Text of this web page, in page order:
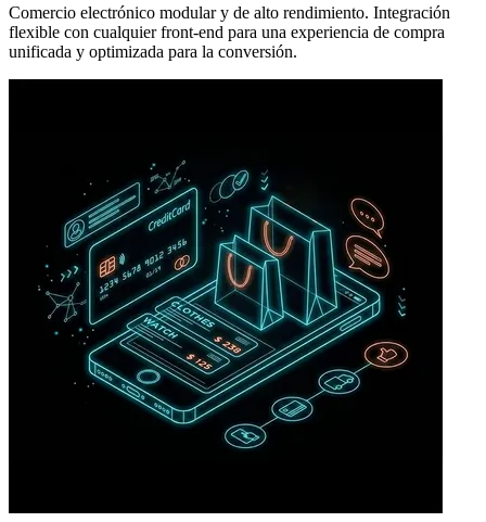
Comercio electrónico modular y de alto rendimiento. Integración
flexible con cualquier front-end para una experiencia de compra
unificada y optimizada para la conversión.